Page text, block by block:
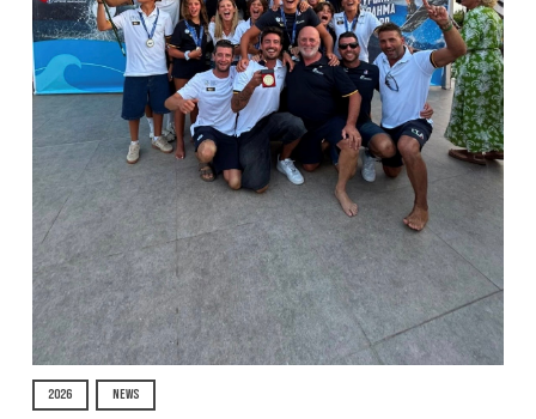
2026 NEWS